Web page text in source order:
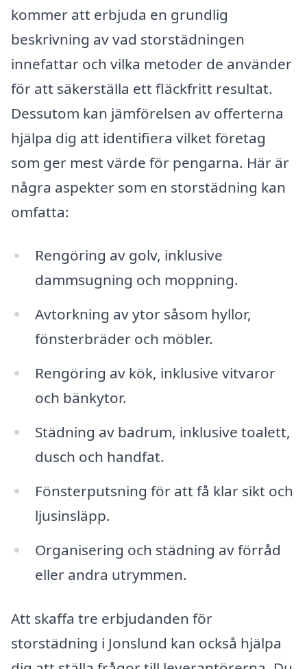
kommer att erbjuda en grundlig
beskrivning av vad storstädningen
innefattar och vilka metoder de använder
för att säkerställa ett fläckfritt resultat.
Dessutom kan jämförelsen av offerterna
hjälpa dig att identifiera vilket företag
som ger mest värde för pengarna. Här är
några aspekter som en storstädning kan
omfatta:
Rengöring av golv, inklusive
dammsugning och moppning.
Avtorkning av ytor såsom hyllor,
fönsterbräder och möbler.
Rengöring av kök, inklusive vitvaror
och bänkytor.
Städning av badrum, inklusive toalett,
dusch och handfat.
Fönsterputsning för att få klar sikt och
ljusinsläpp.
Organisering och städning av förråd
eller andra utrymmen.
Att skaffa tre erbjudanden för
storstädning i Jonslund kan också hjälpa